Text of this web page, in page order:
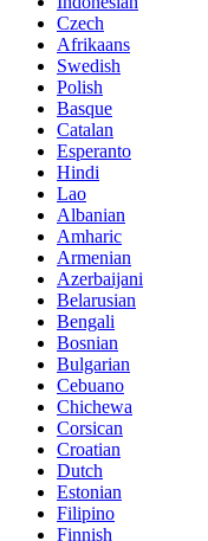
Czech
Afrikaans
Swedish
Polish
Basque
Catalan
Esperanto
Hindi
Lao
Albanian
Amharic
Armenian
Azerbaijani
Belarusian
Bengali
Bosnian
Bulgarian
Cebuano
Chichewa
Corsican
Croatian
Dutch
Estonian
Filipino
Finnish